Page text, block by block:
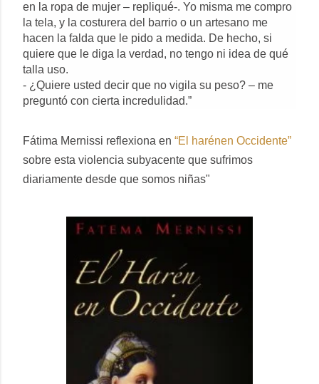
en la ropa de mujer – repliqué-. Yo misma me compro
la tela, y la costurera del barrio o un artesano me
hacen la falda que le pido a medida. De hecho, si
quiere que le diga la verdad, no tengo ni idea de qué
talla uso.
- ¿Quiere usted decir que no vigila su peso? – me
preguntó con cierta incredulidad.”
Fátima Mernissi reflexiona en “El harénen Occidente”
sobre esta violencia subyacente que sufrimos
diariamente desde que somos niñas"